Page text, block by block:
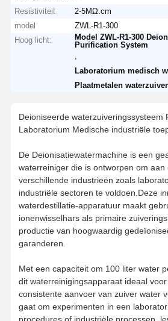
Resistiviteit
2-5MΩ.cm
model
ZWL-R1-300
Hoog licht:
Model ZWL-R1-300
Purification System
Laboratorium medisch
Plaatmetalen
Deioniseerde waterzuiveringssysteem
Laboratorium Medische industriële
De Deionisatiewatermachine is een
waterreiniger die is ontworpen om aan
verschillende industrieën zoals
industriële sectoren te voldoen.Deze
waterdestillatie-apparatuur maakt
ionenwisselhars als primaire
productie van hoogwaardig
garanderen.
Met een capaciteit om 100 liter water
dit waterreinigingsapparaat ideaal
consistente aanvoer van zuiver water
gaat om experimenten in een
procedures of industriële processen,